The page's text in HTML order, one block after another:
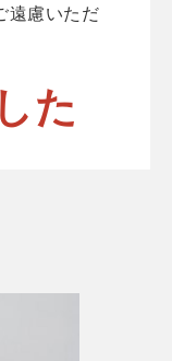
遠慮いただ
た